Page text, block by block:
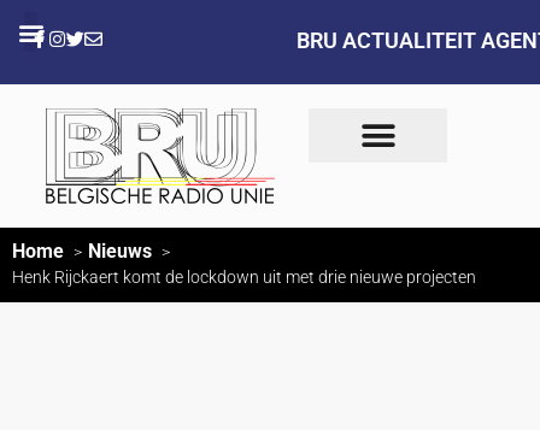
BRU ACTUALITEIT
Home Nieuws
Henk Rijckaert komt de lockdown uit met drie nieuwe projecten